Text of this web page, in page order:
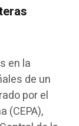
en la
de un
por el
(CEPA),